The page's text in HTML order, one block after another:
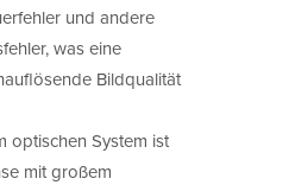
und andere
was eine
Bildqualität
optischen System ist
mit großem